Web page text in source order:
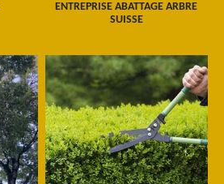
ENTREPRISE ABATTAGE ARBRE
SUISSE